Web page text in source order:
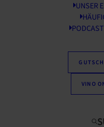
UNSER
VINO